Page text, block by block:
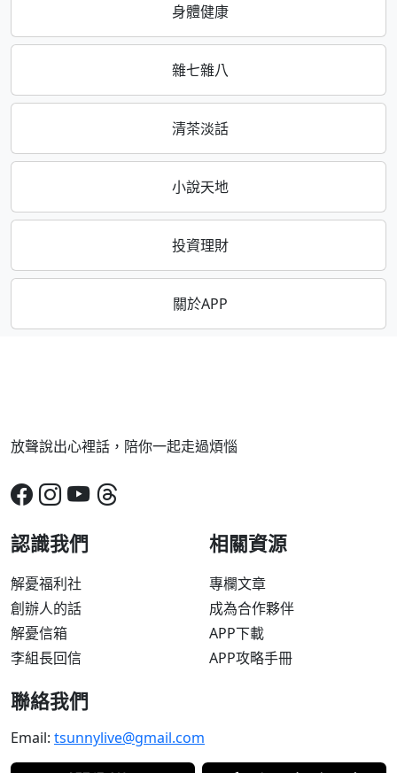
身體健康
雜七雜八
清茶淡話
小說天地
投資理財
關於APP
放聲說出心裡話，陪你一起走過煩惱
認識我們
解憂福利社
創辦人的話
解憂信箱
李組長回信
相關資源
專欄文章
成為合作夥伴
APP下載
APP攻略手冊
聯絡我們
Email: tsunnylive@gmail.com